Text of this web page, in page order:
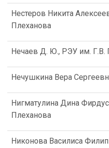
Нестеров Никита
Плеханова
Нечаев Д. Ю., РЭУ им. Г.В.
Нечушкина Вера
Нигматулина Дина
Плеханова
Никонова Василиса